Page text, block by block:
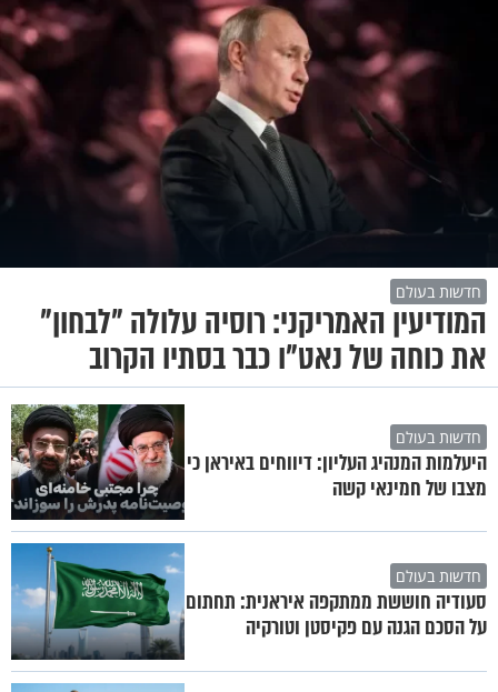
חדשות בעולם
המודיעין האמריקני: רוסיה עלולה "לבחון"
את כוחה של נאט"ו כבר בסתיו הקרוב
חדשות בעולם
היעלמות המנהיג העליון: דיווחים באיראן כי
מצבו של חמינאי קשה
חדשות בעולם
סעודיה חוששת ממתקפה איראנית: תחתום
על הסכם הגנה עם פקיסטן וטורקיה